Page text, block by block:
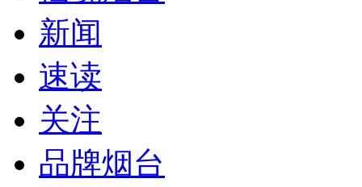
新闻
速读
关注
品牌烟台